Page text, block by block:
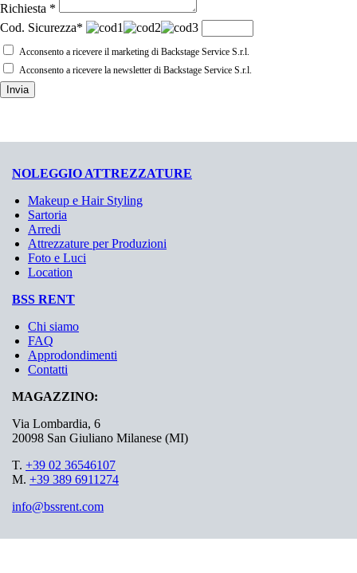
Richiesta *
Cod. Sicurezza*
Acconsento a ricevere il marketing di Backstage Service S.r.l.
Acconsento a ricevere la newsletter di Backstage Service S.r.l.
Invia
NOLEGGIO ATTREZZATURE
Makeup e Hair Styling
Sartoria
Arredi
Attrezzature per Produzioni
Foto e Luci
Location
BSS RENT
Chi siamo
FAQ
Approdondimenti
Contatti
MAGAZZINO:
Via Lombardia, 6
20098 San Giuliano Milanese (MI)
T. +39 02 36546107
M. +39 389 6911274
info@bssrent.com